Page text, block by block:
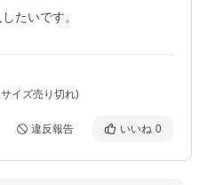
たいです。
イズ売り切れ)
違反報告 いいね 0